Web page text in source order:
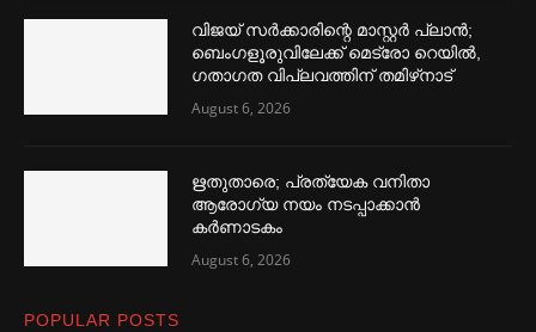
വിജയ് സര്‍ക്കാരിന്റെ മാസ്റ്റര്‍ പ്ലാന്‍;
ബെംഗളൂരുവിലേക്ക് മെട്രോ റെയില്‍,
ഗതാഗത വിപ്ലവത്തിന് തമിഴ്‌നാട്
August 6, 2026
ഋതുതാരെ; പ്രത്യേക വനിതാ
ആരോഗ്യ നയം നടപ്പാക്കാൻ
കര്‍ണാടകം
August 6, 2026
POPULAR POSTS